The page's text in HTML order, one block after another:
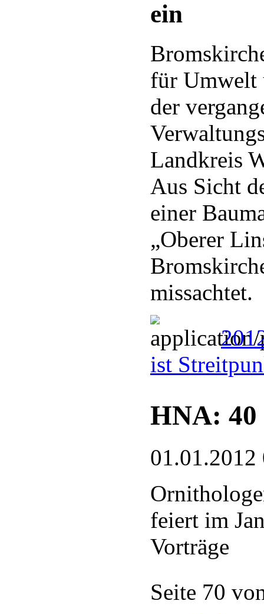
ein
für Umwelt
der
Landkreis
Aus Sicht
einer
„Oberer
missachtet.
ist
HNA: 40
01.01.2012
feiert im
Vorträge
Seite 70